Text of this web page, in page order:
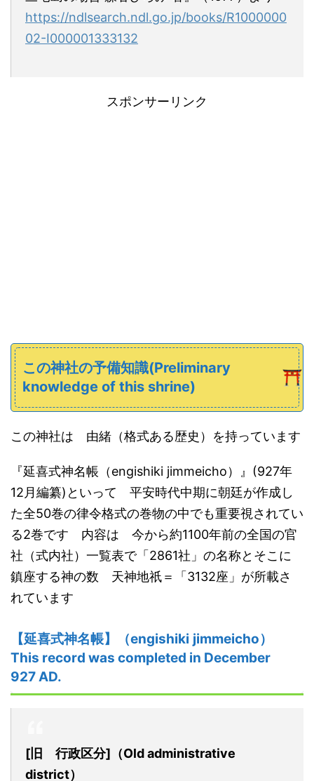
https://ndlsearch.ndl.go.jp/books/R1000000
02-I000001333132
スポンサーリンク
この神社の予備知識(Preliminary
knowledge of this shrine)
この神社は 由緒（格式ある歴史）を持っています
『延喜式神名帳（engishiki jimmeicho）』(927年
12月編纂)といって 平安時代中期に朝廷が作成し
た全50巻の律令格式の巻物の中でも重要視されてい
る2巻です 内容は 今から約1100年前の全国の官
社（式内社）一覧表で「2861社」の名称とそこに
鎮座する神の数 天神地祇＝「3132座」が所載さ
れています
【延喜式神名帳】（engishiki jimmeicho）
This record was completed in December
927 AD.
[旧 行政区分]（Old administrative
district）